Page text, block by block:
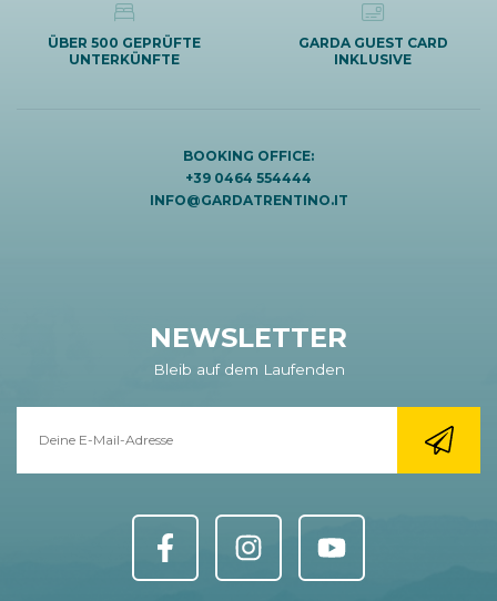
ÜBER 500 GEPRÜFTE
UNTERKÜNFTE
GARDA GUEST CARD
INKLUSIVE
BOOKING OFFICE:
+39 0464 554444
INFO@GARDATRENTINO.IT
NEWSLETTER
Bleib auf dem Laufenden